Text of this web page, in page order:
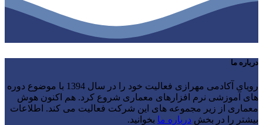
درباره ما
رویای آکادمی مهرازی فعالیت خود را در سال 1394 با موضوع دوره
های آموزشی نرم افزارهای معماری شروع کرد. هم اکنون هوش
معماری از زیر مجموعه های این شرکت فعالیت می کند. اطلاعات
بیشتر را در بخش درباره ما بخوانید.